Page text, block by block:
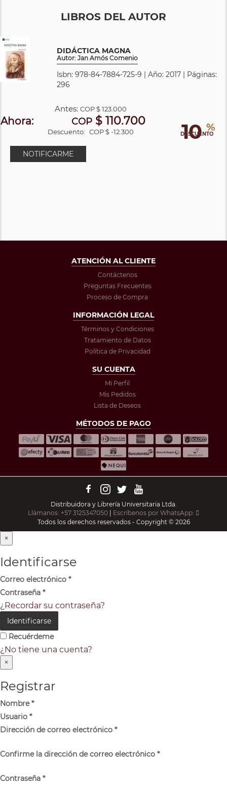
LIBROS DEL AUTOR
DIDÁCTICA MAGNA
Autor: Jan Amós Comenio
Isbn: 978-84-7884-725-9 | Año: 2017 | Páginas:
296
10 %
DESCUENTO
Antes:COP$ 123.000
Ahora: COP $ 110.700
Descuento: COP $ -12.300
NOTIFICARME
ATENCIÓN AL CLIENTE
Contáctenos
Preguntas Frecuentes
Proceso de Compra
INFORMACIÓN LEGAL
Términos y Condiciones
Tratamiento de Datos
Política de Privacidad
SU CUENTA
Mi Perfil
Mis Pedidos
Lista de Deseos
MÉTODOS DE PAGO
Distribuidora y Librería Universitaria Ltda.
Llámanos: +57 3125347050 | Escríbenos por WhatsApp:
Todos los derechos reservados - Copyright © 2026
×
Identificarse
Correo electrónico *
Contraseña *
¿Recordar su contraseña?
Identificarse
Recuérdeme
¿No tiene una cuenta?
×
Registrar
Nombre*
Usuario *
Dirección de correo electrónico *
Confirme la dirección de correo electrónico *
Contraseña *